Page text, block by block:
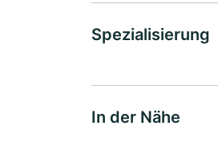
Spezialisierung
In der Nähe